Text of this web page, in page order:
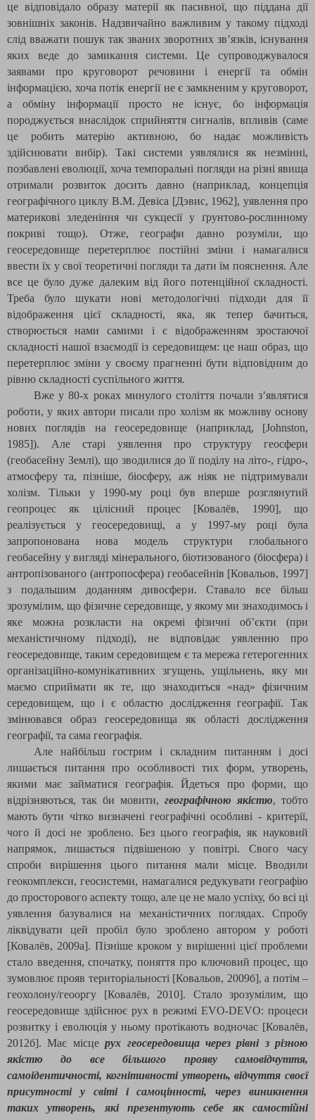
це відповідало образу матерії як пасивної, що піддана дії
зовнішніх законів. Надзвичайно важливим у такому підході
слід вважати пошук так званих зворотних зв’язків, існування
яких веде до замикання системи. Це супроводжувалося
заявами про круговорот речовини і енергії та обмін
інформацією, хоча потік енергії не є замкненим у круговорот,
а обміну інформації просто не існує, бо інформація
породжується внаслідок сприйняття сигналів, впливів (саме
це робить матерію активною, бо надає можливість
здійснювати вибір). Такі системи уявлялися як незмінні,
позбавлені еволюції, хоча темпоральні погляди на різні явища
отримали розвиток досить давно (наприклад, концепція
географічного циклу В.М. Девіса [Дэвис, 1962], уявлення про
материкові зледеніння чи сукцесії у ґрунтово-рослинному
покриві тощо). Отже, географи давно розуміли, що
геосередовище перетерплює постійні зміни і намагалися
ввести їх у свої теоретичні погляди та дати їм пояснення. Але
все це було дуже далеким від його потенційної складності.
Треба було шукати нові методологічні підходи для її
відображення цієї складності, яка, як тепер бачиться,
створюється нами самими і є відображенням зростаючої
складності нашої взаємодії із середовищем: це наш образ, що
перетерплює зміни у своєму прагненні бути відповідним до
рівню складності суспільного життя.
Вже у 80-х роках минулого століття почали з’являтися
роботи, у яких автори писали про холізм як можливу основу
нових поглядів на геосередовище (наприклад, [Johnston,
1985]). Але старі уявлення про структуру геосфери
(геобасейну Землі), що зводилися до її поділу на літо-, гідро-,
атмосферу та, пізніше, біосферу, аж ніяк не підтримували
холізм. Тільки у 1990-му році був вперше розглянутий
геопроцес як цілісний процес [Ковалёв, 1990], що
реалізується у геосередовищі, а у 1997-му році була
запропонована нова модель структури глобального
геобасейну у вигляді мінерального, біотизованого (біосфера) і
антропізованого (антропосфера) геобасейнів [Ковальов, 1997]
з подальшим доданням дивосфери. Ставало все більш
зрозумілим, що фізичне середовище, у якому ми знаходимось і
яке можна розкласти на окремі фізичні об’єкти (при
механістичному підході), не відповідає уявленню про
геосередовище, таким середовищем є та мережа гетерогенних
організаційно-комунікативних згущень, ущільнень, яку ми
маємо сприймати як те, що знаходиться «над» фізичним
середовищем, що і є областю дослідження географії. Так
змінювався образ геосередовища як області дослідження
географії, та сама географія.
Але найбільш гострим і складним питанням і досі
лишається питання про особливості тих форм, утворень,
якими має займатися географія. Йдеться про форми, що
відрізняються, так би мовити, географічною якістю, тобто
мають бути чітко визначені географічні особливі - критерії,
чого й досі не зроблено. Без цього географія, як науковий
напрямок, лишається підвішеною у повітрі. Свого часу
спроби вирішення цього питання мали місце. Вводили
геокомплекси, геосистеми, намагалися редукувати географію
до просторового аспекту тощо, але це не мало успіху, бо всі ці
уявлення базувалися на механістичних поглядах. Спробу
ліквідувати цей пробіл було зроблено автором у роботі
[Ковалёв, 2009а]. Пізніше кроком у вирішенні цієї проблеми
стало введення, спочатку, поняття про ключовий процес, що
зумовлює прояв територіальності [Ковальов, 2009б], а потім –
геохолону/геооргу [Ковалёв, 2010]. Стало зрозумілим, що
геосередовище здійснює рух в режимі EVO-DEVO: процеси
розвитку і еволюція у ньому протікають водночас [Ковалёв,
2012б]. Має місцерух геосередовища через рівні з різною
якістю до все більшого прояву самовідчуття,
самоідентичності, когнітивності утворень, відчуття своєї
присутності у світі і самоцінності, через виникнення
таких утворень, які презентують себе як самостійні